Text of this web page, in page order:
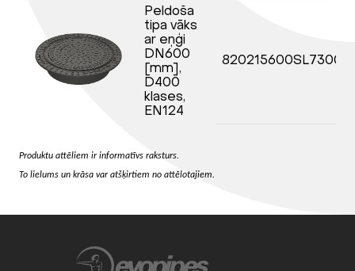
Peldoša
tipa vāks
ar eņģi
DN600
[mm],
D400
klases,
EN124
Produktu attēliem ir informatīvs raksturs.
To lielums un krāsa var atšķirtiem no attēlotajiem.